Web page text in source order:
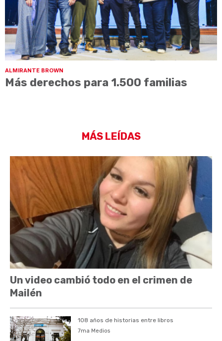
ALMIRANTE BROWN
Más derechos para 1.500 familias
MÁS LEÍDAS
Un video cambió todo en el crimen de
Mailén
108 años de historias entre libros
7ma Medios